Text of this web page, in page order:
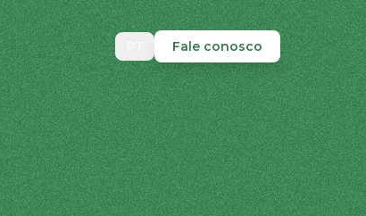
Fale conosco